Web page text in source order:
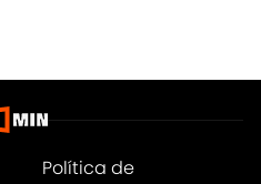
Política de